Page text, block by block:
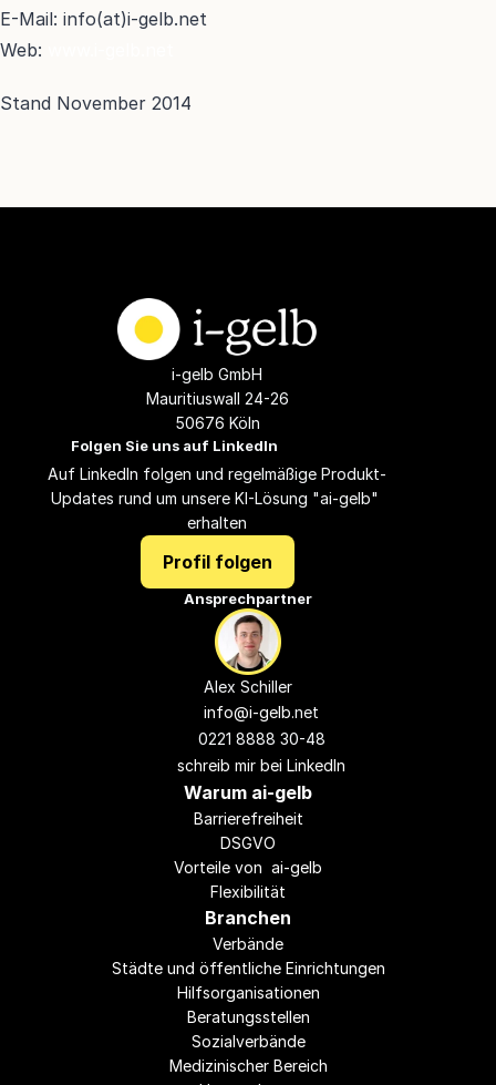
E-Mail: info(at)i-gelb.net
Web:
Stand November 2014
i-gelb GmbH
Mauritiuswall 24-26
50676 Köln
Folgen Sie uns auf LinkedIn
Auf LinkedIn folgen und regelmäßige Produkt-
Updates rund um unsere KI-Lösung "ai-gelb"
erhalten
Profil folgen
Ansprechpartner
Alex Schiller
info@i-gelb.net
0221 8888 30-48
schreib mir bei LinkedIn
Warum ai-gelb
Barrierefreiheit
DSGVO
Vorteile von  ai-gelb
Flexibilität
Branchen
Verbände
Städte und öffentliche Einrichtungen
Hilfsorganisationen
Beratungsstellen
Sozialverbände
Medizinischer Bereich